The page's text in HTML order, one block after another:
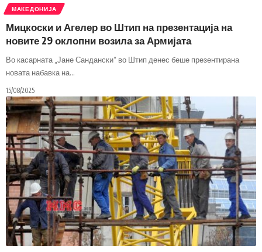
МАКЕДОНИЈА
Мицкоски и Агелер во Штип на презентација на
новите 29 оклопни возила за Армијата
Во касарната „Јане Сандански“ во Штип денес беше презентирана
новата набавка на…
15/08/2025